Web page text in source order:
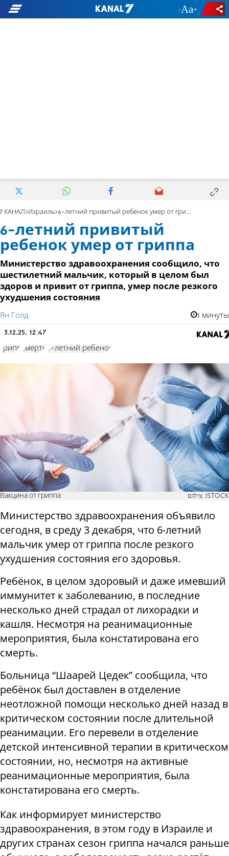
- +
7 КАНАЛ Израиль 6-летний привитый ребенок умер от гриппа
6-летний привитый
ребенок умер от гриппа
Министерство здравоохранения сообщило, что
шестилетний мальчик, который в целом был
здоров и привит от гриппа, умер после резкого
ухудшения состояния
Ян Голд 1 минуты
3.12.25, 12:47
грипп смерть 6-летний ребенок
Вакцина от гриппа צילום: ISTOCK
Министерство здравоохранения объявило
сегодня, в среду 3 декабря, что 6-летний
мальчик умер от гриппа после резкого
ухудшения состояния его здоровья.
Ребёнок, в целом здоровый и даже имевший
иммунитет к заболеванию, в последние
несколько дней страдал от лихорадки и
кашля. Несмотря на реанимационные
мероприятия, была констатирована его
смерть.
Больница “Шаарей Цедек” сообщила, что
ребёнок был доставлен в отделение
неотложной помощи несколько дней назад в
критическом состоянии после длительной
реанимации. Его перевели в отделение
детской интенсивной терапии в критическом
состоянии, но, несмотря на активные
реанимационные мероприятия, была
констатирована его смерть.
Как информирует министерство
здравоохранения, в этом году в Израиле и
других странах сезон гриппа начался раньше